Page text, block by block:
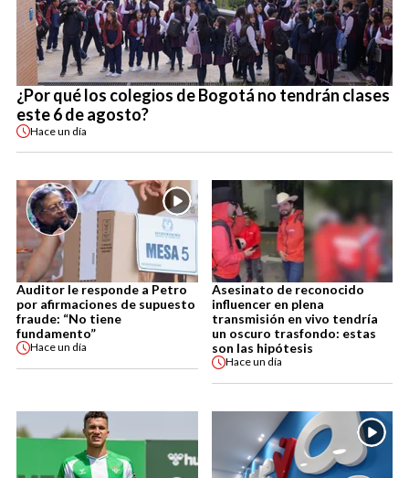
¿Por qué los colegios de Bogotá no tendrán clases
este 6 de agosto?
Haceun día
Auditor le responde a Petro
por afirmaciones de supuesto
fraude: “No tiene
fundamento”
Haceun día
Asesinato de reconocido
influencer en plena
transmisión en vivo tendría
un oscuro trasfondo: estas
son las hipótesis
Haceun día